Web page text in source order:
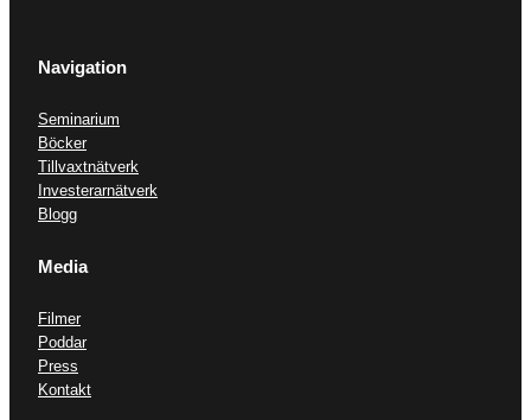
Navigation
Seminarium
Böcker
Tillvaxtnätverk
Investerarnätverk
Blogg
Media
Filmer
Poddar
Press
Kontakt